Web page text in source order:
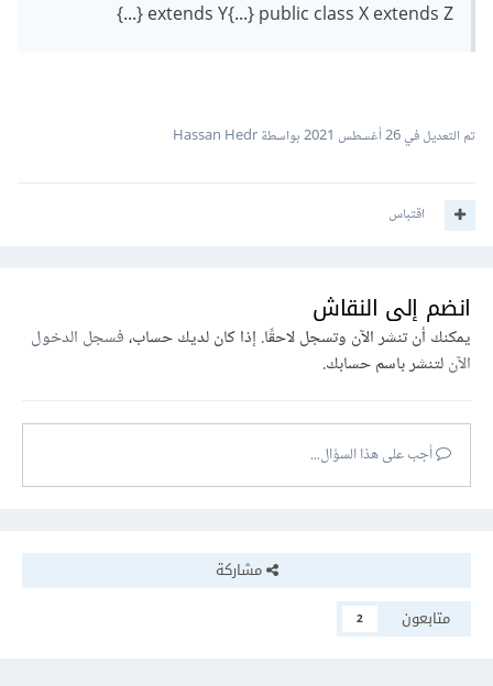
extends Y{...} public class X extends Z {...}
تم التعديل في26 أغسطس 2021 بواسطة Hassan Hedr
اقتباس
انضم إلى النقاش
يمكنك أن تنشر الآن وتسجل لاحقًا. إذا كان لديك حساب،فسجل الدخول
الآنلتنشر باسم حسابك.
أجب على هذا السؤال...
مشاركة
متابعون
2